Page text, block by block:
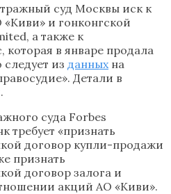
суд Москвы иск к
и гонконгской
а также к
в январе продала
из данных на
Детали в
суда Forbes
требует «признать
договор купли-продажи
признать
договор залога и
акций АО «Киви».